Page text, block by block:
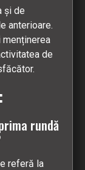
și de
anterioare.
menținerea
de
rundă
referă la